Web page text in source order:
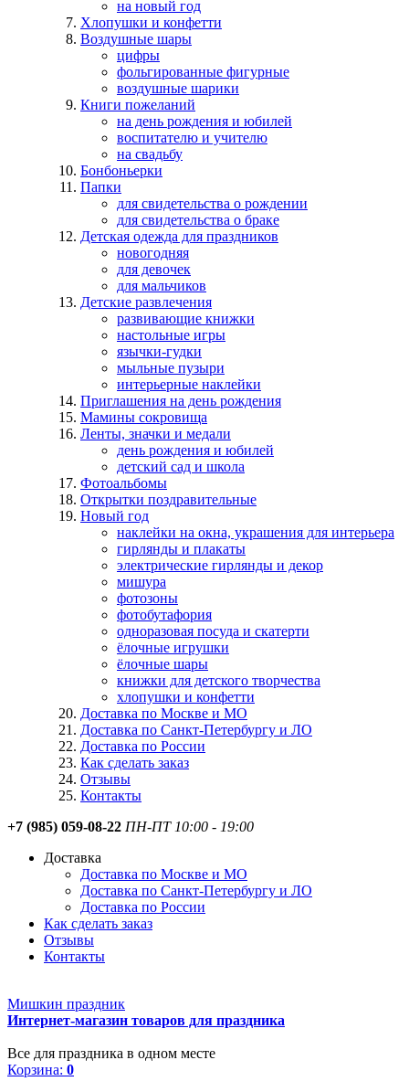
на новый год
Хлопушки и конфетти
Воздушные шары
цифры
фольгированные фигурные
воздушные шарики
Книги пожеланий
на день рождения и юбилей
воспитателю и учителю
на свадьбу
Бонбоньерки
Папки
для свидетельства о рождении
для свидетельства о браке
Детская одежда для праздников
новогодняя
для девочек
для мальчиков
Детские развлечения
развивающие книжки
настольные игры
язычки-гудки
мыльные пузыри
интерьерные наклейки
Приглашения на день рождения
Мамины сокровища
Ленты, значки и медали
день рождения и юбилей
детский сад и школа
Фотоальбомы
Открытки поздравительные
Новый год
наклейки на окна, украшения для интерьера
гирлянды и плакаты
электрические гирлянды и декор
мишура
фотозоны
фотобутафория
одноразовая посуда и скатерти
ёлочные игрушки
ёлочные шары
книжки для детского творчества
хлопушки и конфетти
Доставка по Москве и МО
Доставка по Санкт-Петербургу и ЛО
Доставка по России
Как сделать заказ
Отзывы
Контакты
+7 (985) 059-08-22 ПН-ПТ 10:00 - 19:00
Доставка
Доставка по Москве и МО
Доставка по Санкт-Петербургу и ЛО
Доставка по России
Как сделать заказ
Отзывы
Контакты
Мишкин праздник
Интернет-магазин товаров для праздника
Все для праздника в одном месте
Корзина: 0